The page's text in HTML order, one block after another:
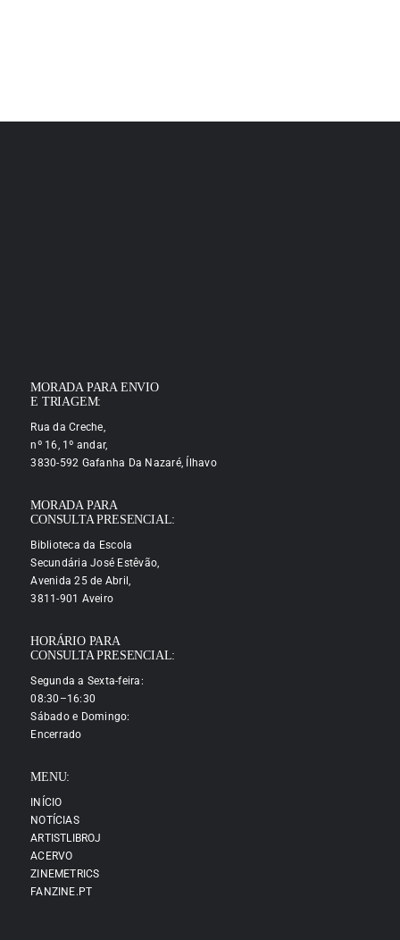
MORADA PARA ENVIO
E TRIAGEM:
Rua da Creche,
nº 16, 1º andar,
3830-592 Gafanha Da Nazaré, Ílhavo
MORADA PARA
CONSULTA PRESENCIAL:
Biblioteca da Escola
Secundária José Estêvão,
Avenida 25 de Abril,
3811-901 Aveiro
HORÁRIO PARA
CONSULTA PRESENCIAL:
Segunda a Sexta-feira:
08:30–16:30
Sábado e Domingo:
Encerrado
MENU:
INÍCIO
NOTÍCIAS
ARTISTLIBROJ
ACERVO
ZINEMETRICS
FANZINE.PT